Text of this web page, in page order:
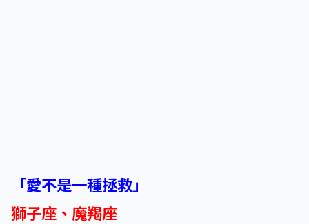
「愛不是一種拯救」
獅子座、魔羯座